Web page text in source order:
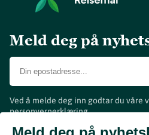
Meld deg på
Ved å melde deg inn godtar du våre
personvernerklæring.
www.visitvestfold.com